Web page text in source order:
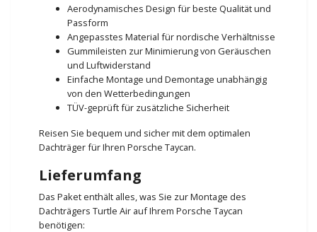
Aerodynamisches Design für beste Qualität und
Passform
Angepasstes Material für nordische Verhältnisse
Gummileisten zur Minimierung von Geräuschen
und Luftwiderstand
Einfache Montage und Demontage unabhängig
von den Wetterbedingungen
TÜV-geprüft für zusätzliche Sicherheit
Reisen Sie bequem und sicher mit dem optimalen
Dachträger für Ihren Porsche Taycan.
Lieferumfang
Das Paket enthält alles, was Sie zur Montage des
Dachträgers Turtle Air auf Ihrem Porsche Taycan
benötigen: